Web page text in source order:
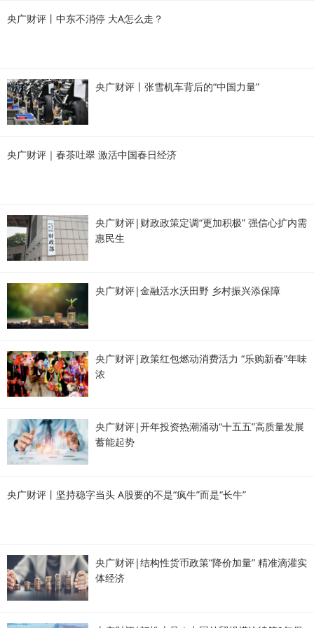
央广财评丨中东不消停 大A怎么走？
央广财评丨张雪机车背后的“中国力量”
央广财评｜春茶吐翠 激活中国春日经济
央广财评|财政政策定调“更加积极” 强信心扩内需
惠民生
央广财评|金融活水沃田野 乡村振兴添保障
央广财评|政策红包燃动消费活力 “乐购新春”年味
浓
央广财评|开年投资热潮涌动“十五五”高质量发展
蓄能起势
央广财评丨坚持稳字当头 A股要的不是“疯牛”而是“长牛”
央广财评|结构性货币政策“降价加量” 精准滴灌实
体经济